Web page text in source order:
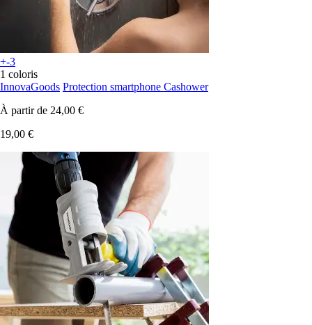
+-3
1 coloris
InnovaGoods Protection smartphone Cashower
À partir de 24,00 €
19,00 €